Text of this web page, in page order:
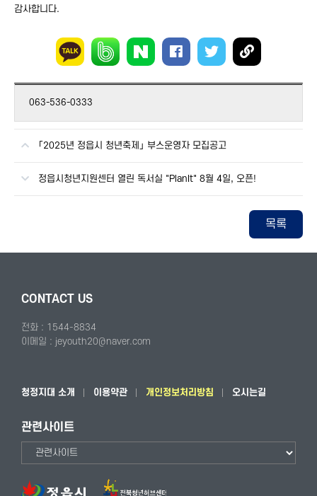
감사합니다.
063-536-0333
「2025년 정읍시 청년축제」 부스운영자 모집공고
정읍시청년지원센터 열린 독서실 "PlanIt" 8월 4일, 오픈!
목록
CONTACT US
전화 : 1544-8834
이메일 : jeyouth20@naver.com
청정지대 소개 이용약관 개인정보처리방침 오시는길
관련사이트